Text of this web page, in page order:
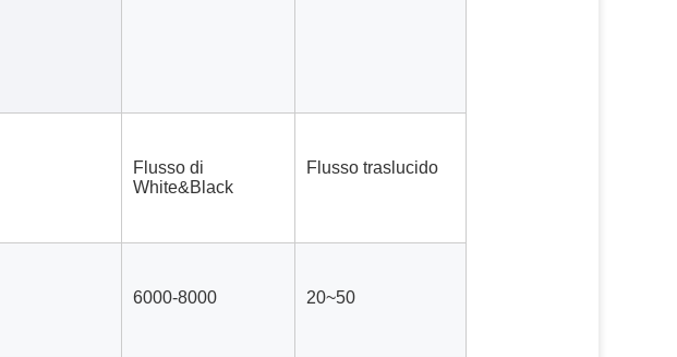
Flusso di
White&Black
Flusso traslucido
6000-8000 20~50